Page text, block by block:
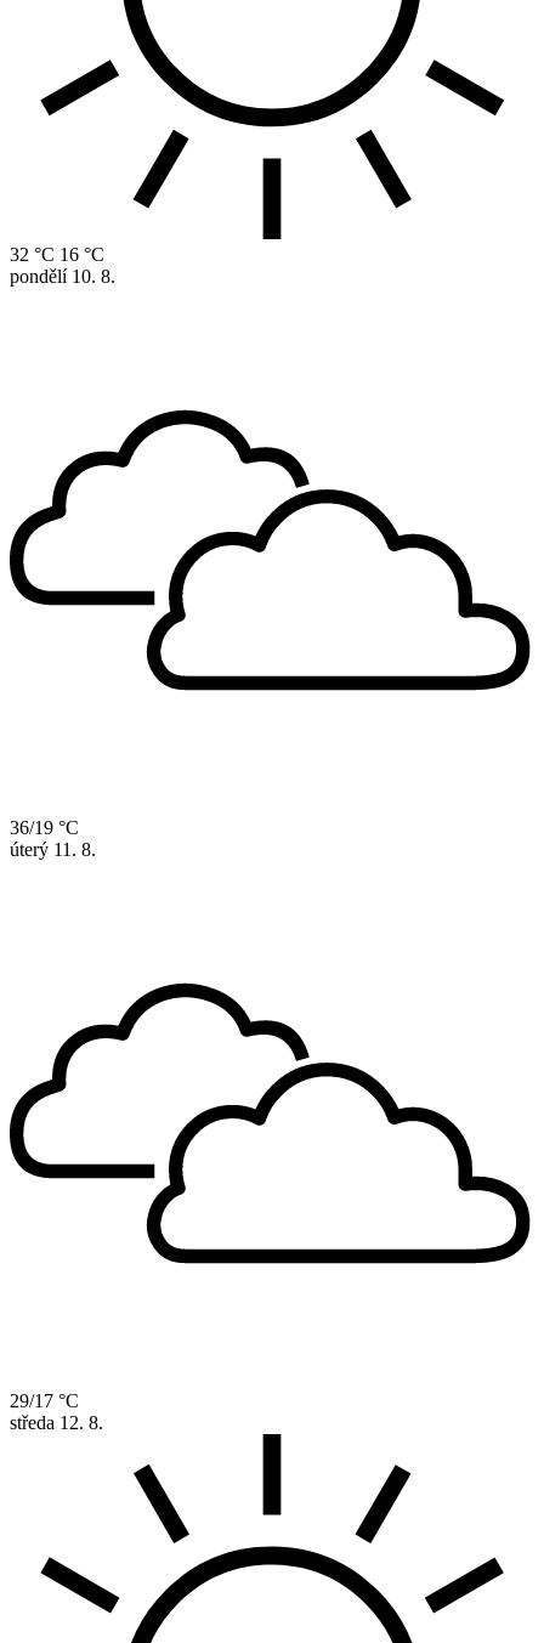
32 °C 16 °C
pondělí 10. 8.
36/19 °C
úterý 11. 8.
29/17 °C
středa 12. 8.